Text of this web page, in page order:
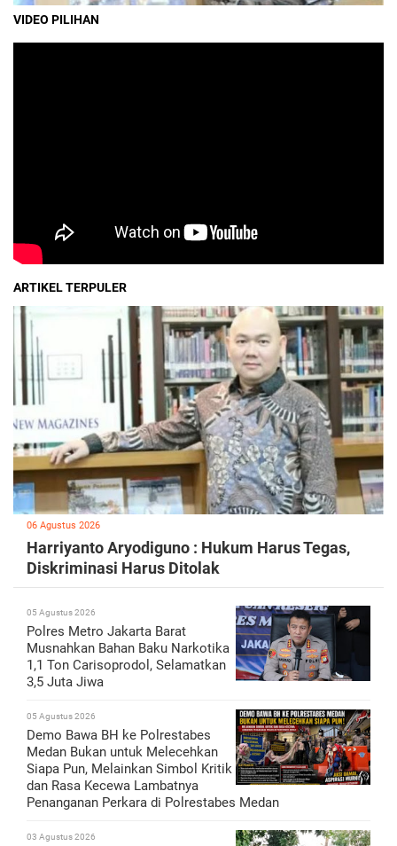
VIDEO PILIHAN
ARTIKEL TERPULER
06 Agustus 2026
Harriyanto Aryodiguno : Hukum Harus Tegas,
Diskriminasi Harus Ditolak
05 Agustus 2026
Polres Metro Jakarta Barat
Musnahkan Bahan Baku Narkotika
1,1 Ton Carisoprodol, Selamatkan
3,5 Juta Jiwa
05 Agustus 2026
Demo Bawa BH ke Polrestabes
Medan Bukan untuk Melecehkan
Siapa Pun, Melainkan Simbol Kritik
dan Rasa Kecewa Lambatnya
Penanganan Perkara di Polrestabes Medan
03 Agustus 2026